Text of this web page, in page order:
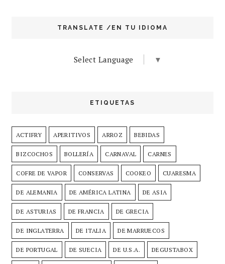
TRANSLATE /EN TU IDIOMA
Select Language ▼
ETIQUETAS
ACTIFRY APERITIVOS ARROZ BEBIDAS
BIZCOCHOS BOLLERÍA CARNAVAL CARNES
COFRE DE VAPOR CONSERVAS COOKEO CUARESMA
DE ALEMANIA DE AMÉRICA LATINA DE ASIA
DE ASTURIAS DE FRANCIA DE GRECIA
DE INGLATERRA DE ITALIA DE MARRUECOS
DE PORTUGAL DE SUECIA DE U.S.A. DEGUSTABOX